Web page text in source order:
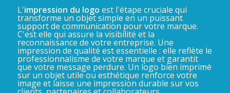
L'impression du logo est l'étape cruciale qui
transforme un objet simple en un puissant
support de communication pour votre marque.
C'est elle qui assure la visibilité et la
reconnaissance de votre entreprise. Une
impression de qualité est essentielle : elle reflète le
professionnalisme de votre marque et garantit
que votre message perdure. Un logo bien imprimé
sur un objet utile ou esthétique renforce votre
image et laisse une impression durable sur vos